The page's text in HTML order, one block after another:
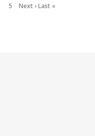
5 Next ›Last »